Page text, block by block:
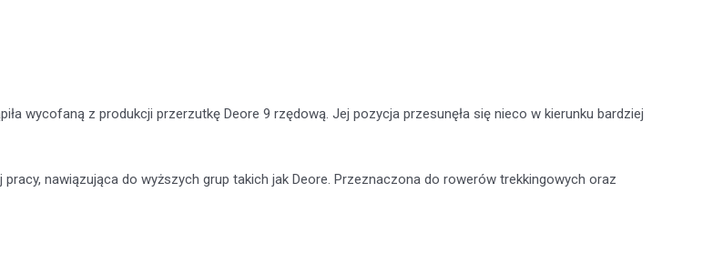
wycofaną z produkcji przerzutkę Deore 9 rzędową. Jej pozycja przesunęła się nieco w kierunku bardziej
nawiązująca do wyższych grup takich jak Deore. Przeznaczona do rowerów trekkingowych oraz